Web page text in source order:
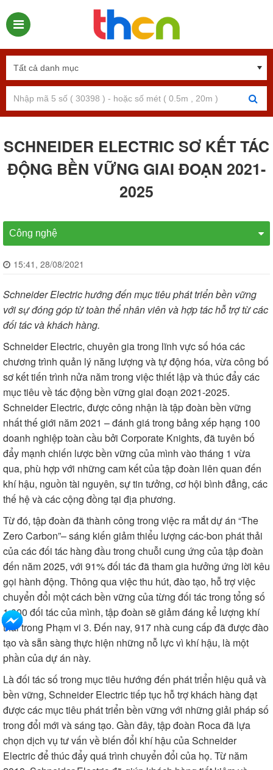
SCHNEIDER ELECTRIC SƠ KẾT TÁC
ĐỘNG BỀN VỮNG GIAI ĐOẠN 2021-
2025
Công nghệ
15:41, 28/08/2021
Schneider Electric hướng đến mục tiêu phát triển bền vững
với sự đóng góp từ toàn thể nhân viên và hợp tác hỗ trợ từ các
đối tác và khách hàng.
Schneider Electric, chuyên gia trong lĩnh vực số hóa các
chương trình quản lý năng lượng và tự động hóa, vừa công bố
sơ kết tiến trình nửa năm trong việc thiết lập và thúc đẩy các
mục tiêu về tác động bền vững giai đoạn 2021-2025.
Schneider Electric, được công nhận là tập đoàn bền vững
nhất thế giới năm 2021 – đánh giá trong bảng xếp hạng 100
doanh nghiệp toàn cầu bởi Corporate Knights, đã tuyên bố
đẩy mạnh chiến lược bền vững của mình vào tháng 1 vừa
qua, phù hợp với những cam kết của tập đoàn liên quan đến
khí hậu, nguồn tài nguyên, sự tin tưởng, cơ hội bình đẳng, các
thế hệ và các cộng đồng tại địa phương.
Từ đó, tập đoàn đã thành công trong việc ra mắt dự án “The
Zero Carbon”– sáng kiến giảm thiểu lượng các-bon phát thải
của các đối tác hàng đầu trong chuỗi cung ứng của tập đoàn
đến năm 2025, với 91% đối tác đã tham gia hưởng ứng lời kêu
gọi hành động. Thông qua việc thu hút, đào tạo, hỗ trợ việc
chuyển đổi một cách bền vững của từng đối tác trong tổng số
1.000 đối tác của mình, tập đoàn sẽ giảm đáng kể lượng khí
thải trong Phạm vi 3. Đến nay, 917 nhà cung cấp đã được đào
tạo và sẵn sàng thực hiện những nỗ lực vì khí hậu, là một
phần của dự án này.
Là đối tác số trong mục tiêu hướng đến phát triển hiệu quả và
bền vững, Schneider Electric tiếp tục hỗ trợ khách hàng đạt
được các mục tiêu phát triển bền vững với những giải pháp số
trong đổi mới và sáng tạo. Gần đây, tập đoàn Roca đã lựa
chọn dịch vụ tư vấn về biến đổi khí hậu của Schneider
Electric để thúc đẩy quá trình chuyển đổi của họ. Từ năm